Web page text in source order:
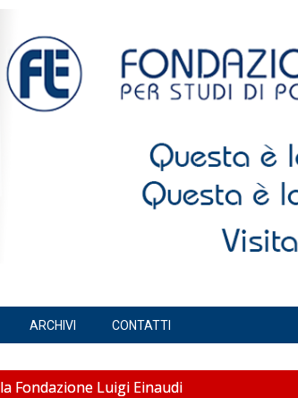
ARCHIVI CONTATTI
Fondazione Luigi Einaudi